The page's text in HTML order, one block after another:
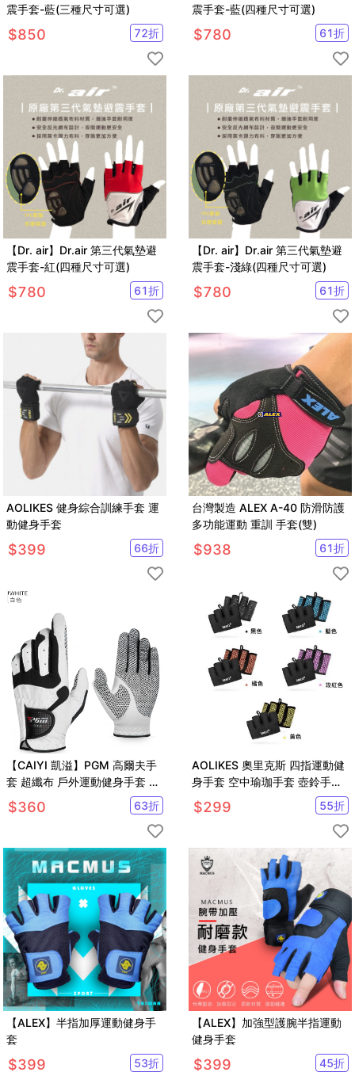
震手套-藍(三種尺寸可選)
$850 72折
震手套-藍(四種尺寸可選)
$780 61折
【Dr. air】Dr.air 第三代氣墊避
震手套-紅(四種尺寸可選)
$780 61折
【Dr. air】Dr.air 第三代氣墊避
震手套-淺綠(四種尺寸可選)
$780 61折
AOLIKES 健身綜合訓練手套 運
動健身手套
$399 66折
台灣製造 ALEX A-40 防滑防護
多功能運動 重訓 手套(雙)
$938 61折
【CAIYI 凱溢】PGM 高爾夫手
套 超纖布 戶外運動健身手套 防
曬防滑耐磨運動手套
$360 63折
AOLIKES 奧里克斯 四指運動健
身手套 空中瑜珈手套 壺鈴手套
啞鈴手跳
$299 55折
【ALEX】半指加厚運動健身手
套
$399 53折
【ALEX】加強型護腕半指運動
健身手套
$399 45折